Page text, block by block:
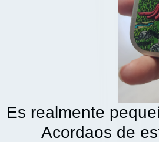
Es realmente
Acordaos de